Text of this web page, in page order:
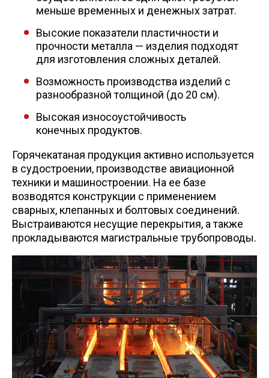
меньше временных и денежных затрат.
Высокие показатели пластичности и
прочности металла — изделия подходят
для изготовления сложных деталей.
Возможность производства изделий с
разнообразной толщиной (до 20 см).
Высокая износоустойчивость
конечных продуктов.
Горячекатаная продукция активно используется
в судостроении, производстве авиационной
техники и машиностроении. На ее базе
возводятся конструкции с применением
сварных, клепанных и болтовых соединений.
Выстраиваются несущие перекрытия, а также
прокладываются магистральные трубопроводы.